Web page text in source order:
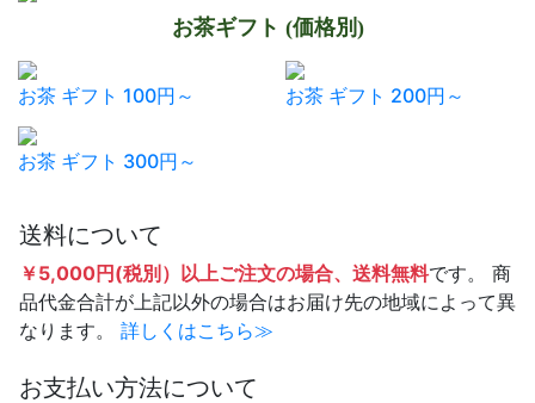
お茶ギフト (価格別)
お茶 ギフト 100円～ お茶 ギフト 200円～
お茶 ギフト 300円～
送料について
￥5,000円(税別）以上ご注文の場合、送料無料です。 商
品代金合計が上記以外の場合はお届け先の地域によって異
なります。
詳しくはこちら≫
お支払い方法について